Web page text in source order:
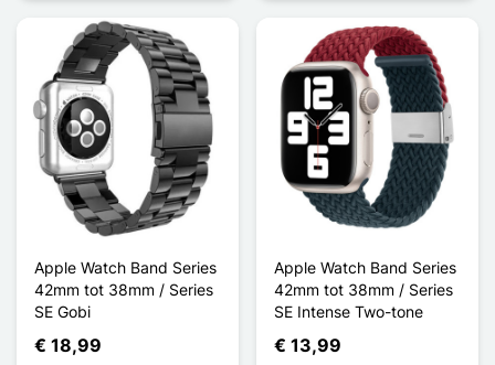
Apple Watch Band Series
42mm tot 38mm / Series
SE Gobi
€ 18,99
Apple Watch Band Series
42mm tot 38mm / Series
SE Intense Two-tone
€ 13,99